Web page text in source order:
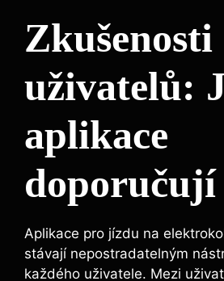
Zkušenosti
uživatelů:
aplikace
doporučují
Aplikace pro jízdu na
stávají nepostradatelným
každého uživatele. Mezi